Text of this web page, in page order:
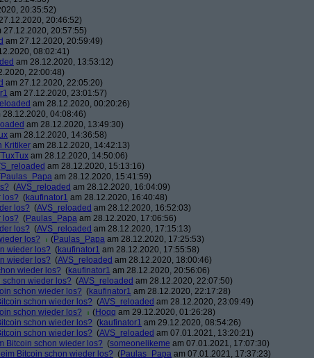
20:35:52)
20:46:52)
27.12.2020, 20:57:55)
am 27.12.2020, 20:59:49)
08:02:41)
am 28.12.2020, 13:53:12)
22:00:48)
am 27.12.2020, 22:05:20)
am 27.12.2020, 23:01:57)
am 28.12.2020, 00:20:26)
28.12.2020, 04:08:46)
am 28.12.2020, 13:49:30)
am 28.12.2020, 14:36:58)
Kritiker am 28.12.2020, 14:42:13)
TuxTux am 28.12.2020, 14:50:06)
am 28.12.2020, 15:13:16)
Paulas_Papa am 28.12.2020, 15:41:59)
(AVS_reloaded am 28.12.2020, 16:04:09)
los? (kaufinator1 am 28.12.2020, 16:40:48)
los? (AVS_reloaded am 28.12.2020, 16:52:03)
los? (Paulas_Papa am 28.12.2020, 17:06:56)
los? (AVS_reloaded am 28.12.2020, 17:15:13)
los?
(Paulas_Papa am 28.12.2020, 17:25:53)
wieder los? (kaufinator1 am 28.12.2020, 17:55:58)
wieder los? (AVS_reloaded am 28.12.2020, 18:00:46)
wieder los? (kaufinator1 am 28.12.2020, 20:56:06)
schon wieder los? (AVS_reloaded am 28.12.2020, 22:07:50)
schon wieder los? (kaufinator1 am 28.12.2020, 22:17:28)
schon wieder los? (AVS_reloaded am 28.12.2020, 23:09:49)
schon wieder los?
(Hoqq am 29.12.2020, 01:26:28)
schon wieder los? (kaufinator1 am 29.12.2020, 08:54:26)
schon wieder los? (AVS_reloaded am 07.01.2021, 13:20:21)
Bitcoin schon wieder los? (someonelikeme am 07.01.2021, 17:07:30)
Bitcoin schon wieder los? (Paulas_Papa am 07.01.2021, 17:37:23)